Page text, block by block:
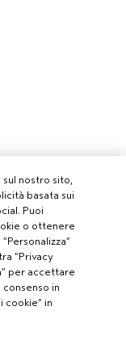
nostro sito,
basata sui
Puoi
o ottenere
“Privacy
per accettare
in
cookie” in